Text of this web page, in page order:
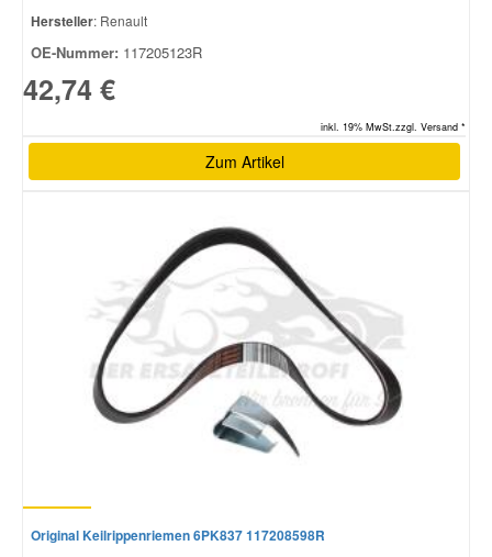
Hersteller: Renault
OE-Nummer: 117205123R
42,74 €
inkl. 19% MwSt.zzgl. Versand *
Zum Artikel
Original Keilrippenriemen 6PK837 117208598R